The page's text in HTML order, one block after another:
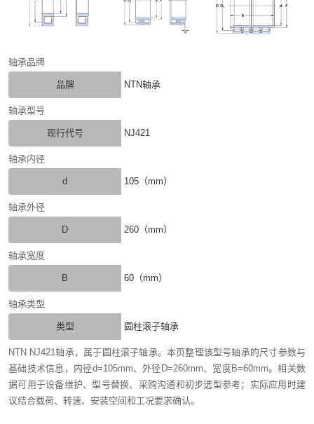
轴承品牌
品牌 NTN轴承
轴承型号
现行代号 NJ421
轴承内径
d 105（mm）
轴承外径
D 260（mm）
轴承宽度
B 60（mm）
轴承类型
类型 圆柱滚子轴承
NTN NJ421轴承，属于圆柱滚子轴承。本页整理该型号轴承的尺寸参数与
基础技术信息，内径d=105mm、外径D=260mm、宽度B=60mm。相关数
据可用于设备维护、型号替换、采购沟通和初步选型参考；实际应用时建
议结合载荷、转速、安装空间和工况要求确认。